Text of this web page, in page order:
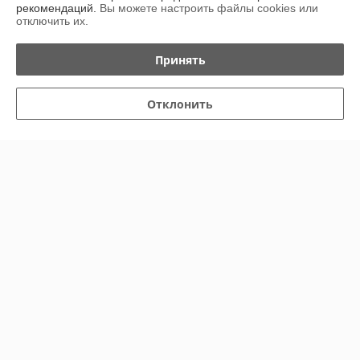
Контакты
Показать весь график работы
рекомендаций. Вы можете настроить файлы cookies или
отключить их.
Принять
Отклонить